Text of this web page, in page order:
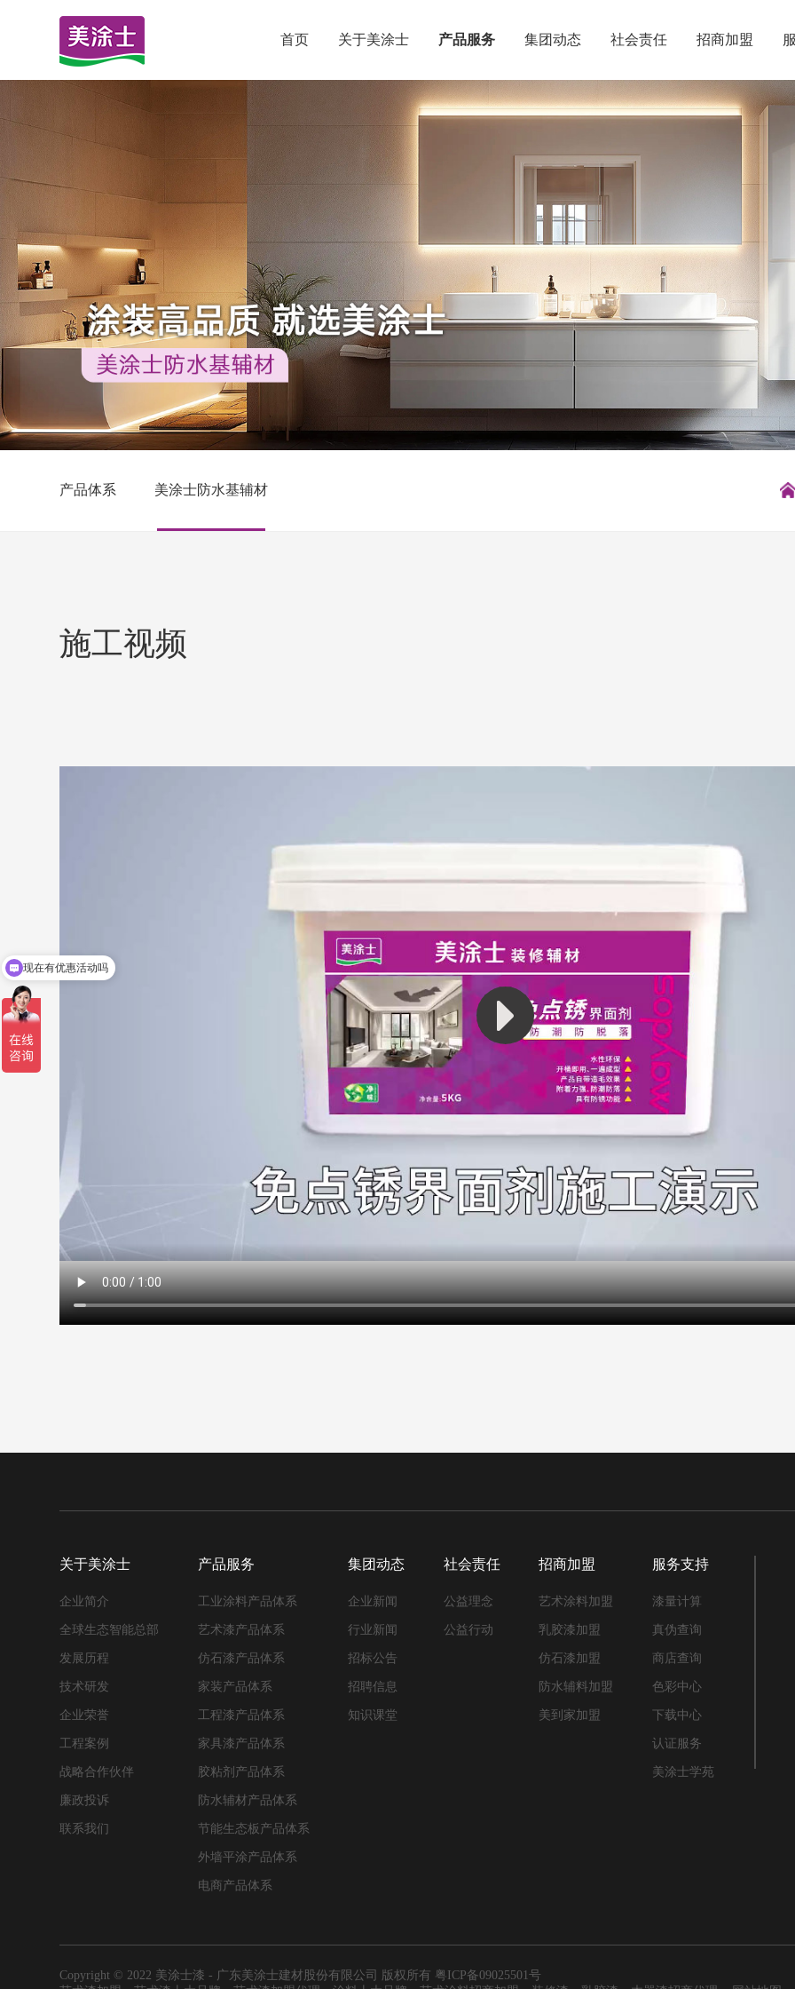
首页 关于美涂士 产品服务 集团动态 社会责任 招商加盟
产品体系 美涂士防水基辅材
施工视频
关于美涂士
企业简介
全球生态智能总部
发展历程
技术研发
企业荣誉
工程案例
战略合作伙伴
廉政投诉
联系我们
产品服务
工业涂料产品体系
艺术漆产品体系
仿石漆产品体系
家装产品体系
工程漆产品体系
家具漆产品体系
胶粘剂产品体系
防水辅材产品体系
节能生态板产品体系
外墙平涂产品体系
电商产品体系
集团动态
企业新闻
行业新闻
招标公告
招聘信息
知识课堂
社会责任
公益理念
公益行动
招商加盟
艺术涂料加盟
乳胶漆加盟
仿石漆加盟
防水辅料加盟
美到家加盟
服务支持
漆量计算
真伪查询
商店查询
色彩中心
下载中心
认证服务
美涂士学苑
Copyright © 2022 美涂士漆 - 广东美涂士建材股份有限公司 版权所有 粤ICP备09025501号
可以介绍下你们的产品么